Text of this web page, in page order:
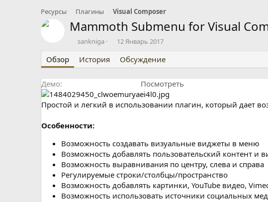
Ресурсы Плагины Visual Composer
Mammoth Submenu for Visual
А
т
о
р
sankniga
Д
а
с
з
д
12 Январь 2017
Обзор История Обсуждение
Демо Посмотреть
Простой и легкий в использовании плагин, который дает
Особенности:
Возможность создавать визуальные виджеты в меню
Возможность добавлять пользовательский контент и
Возможность выравнивания по центру, слева и справа
Регулируемые строки/столбцы/пространство
Возможность добавлять картинки, YouTube видео,
Возможность использовать источники социальных